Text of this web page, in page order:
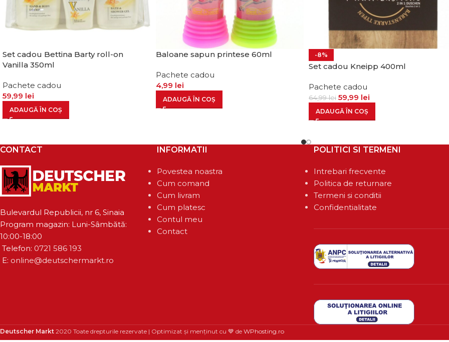
Set cadou Bettina Barty roll-on
Vanilla 350ml
Pachete cadou
59,99 lei
ADAUGĂ ÎN COȘ
Baloane sapun printese 60ml
Pachete cadou
4,99 lei
ADAUGĂ ÎN COȘ
-8%
Set cadou Kneipp 400ml
Pachete cadou
64,99lei 59,99 lei
ADAUGĂ ÎN COȘ
CONTACT
Bulevardul Republicii, nr 6, Sinaia
Program magazin: Luni-Sâmbătă:
10:00-18:00
Telefon: 0721 586 193
E: online@deutschermarkt.ro
INFORMATII
Povestea noastra
Cum comand
Cum livram
Cum platesc
Contul meu
Contact
POLITICI SI TERMENI
Intrebari frecvente
Politica de returnare
Termeni si conditii
Confidentialitate
Deutscher Markt 2020 Toate drepturile rezervate | Optimizat și menținut cu 💙 de WPhosting.ro